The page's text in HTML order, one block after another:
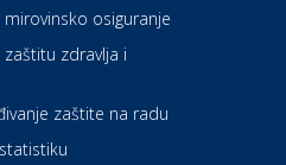
osiguranje
zdravlja i
zaštite na radu